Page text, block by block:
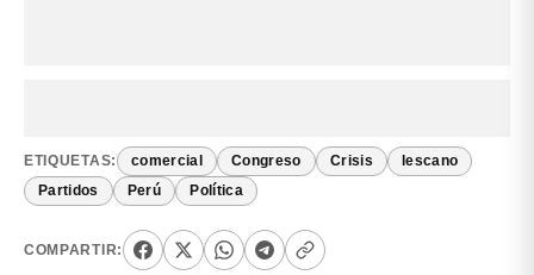
ETIQUETAS: comercial Congreso Crisis lescano
Partidos Perú Política
COMPARTIR: